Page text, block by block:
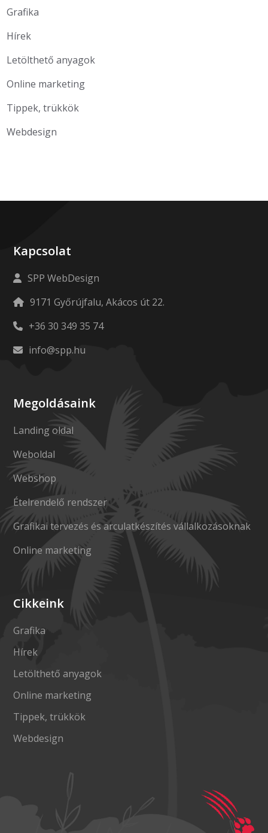
Grafika
Hírek
Letölthető anyagok
Online marketing
Tippek, trükkök
Webdesign
Kapcsolat
SPP WebDesign
9171 Győrújfalu, Akácos út 22.
+36 30 349 35 74
info@spp.hu
Megoldásaink
Landing oldal
Weboldal
Webshop
Ételrendelő rendszer
Grafikai tervezés és arculatkészítés vállalkozásoknak
Online marketing
Cikkeink
Grafika
Hírek
Letölthető anyagok
Online marketing
Tippek, trükkök
Webdesign